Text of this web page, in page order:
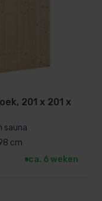
201 x 201 x
sauna
cm
ca. 6 weken